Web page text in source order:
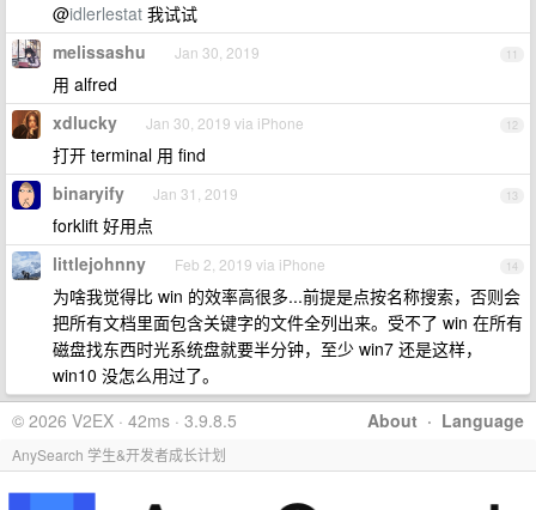
@idlerlestat 我试试
11
melissashu Jan 30, 2019
用 alfred
12
xdlucky Jan 30, 2019 via iPhone
打开 terminal 用 find
13
binaryify Jan 31, 2019
forklift 好用点
14
littlejohnny Feb 2, 2019 via iPhone
为啥我觉得比 win 的效率高很多...前提是点按名称搜索，否则会
把所有文档里面包含关键字的文件全列出来。受不了 win 在所有
磁盘找东西时光系统盘就要半分钟，至少 win7 还是这样，
win10 没怎么用过了。
About · Language
© 2026 V2EX · 42ms · 3.9.8.5
AnySearch 学生&开发者成长计划